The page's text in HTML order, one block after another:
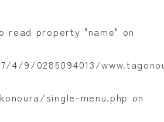
read property "name" on
4/9/0286094013/
single-menu.php on